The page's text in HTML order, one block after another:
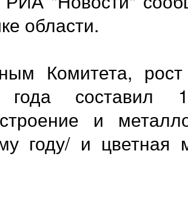
области.
Комитета,
года составил
и
году/ и цветная